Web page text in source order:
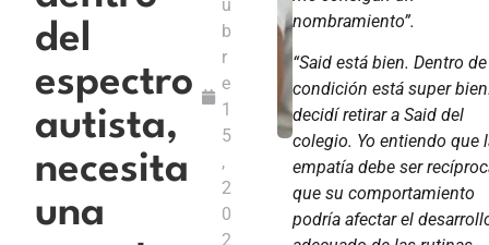
del
espectro
autista,
necesita
una
u
b
r
e
1
5
,
2
0
2
nombramiento”.
“Said está bien. Dentro
condición está super
decidí retirar a Said del
colegio. Yo entiendo que
empatía debe ser
que su comportamiento
podría afectar el